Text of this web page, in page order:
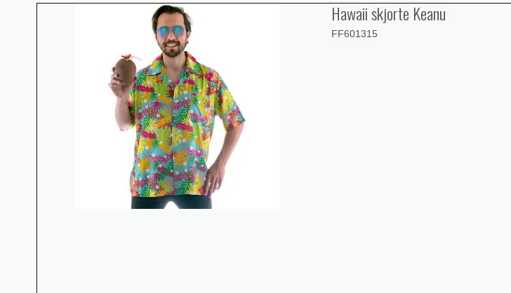
Hawaii skjorte Keanu
FF601315